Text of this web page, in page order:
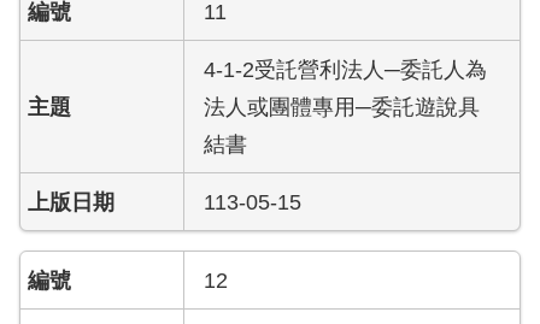
護
主
流
化
專
區
11
4-1-2受託營利法人─委託人為
法人或團體專用─委託遊說具
結書
113-05-15
12